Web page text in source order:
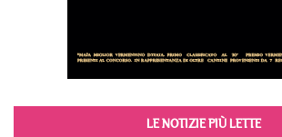
LE NOTIZIE PIÙ LETTE